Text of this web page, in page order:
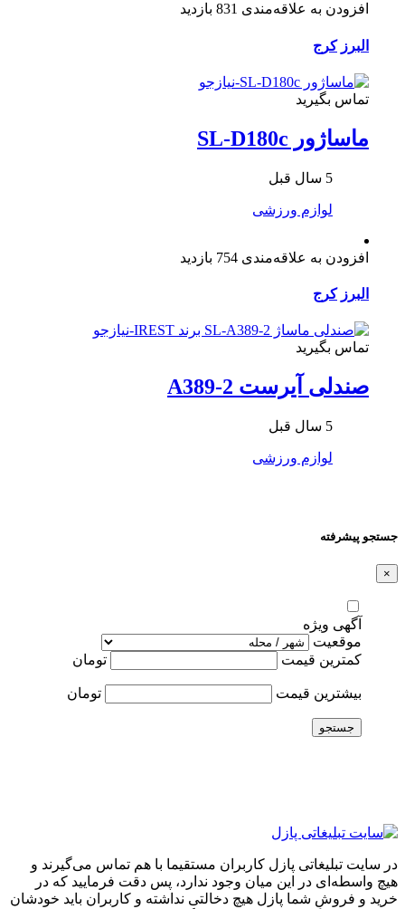
افزودن به علاقه‌مندی 831 بازدید
البرز کرج
تماس بگیرید
ماساژور SL-D180c
5 سال قبل
لوازم ورزشی
افزودن به علاقه‌مندی 754 بازدید
البرز کرج
تماس بگیرید
صندلی آیرست A389-2
5 سال قبل
لوازم ورزشی
جستجو پیشرفته
×
آگهی ویژه
موقعیت
کمترین قیمت
تومان
بیشترین قیمت تومان
جستجو
در سایت تبلیغاتی پازل کاربران مستقیما با هم تماس می‌گیرند و
هیچ واسطه‌ای در این میان وجود ندارد، پس دقت فرمایید که در
خرید و فروشِ شما پازل هیچ دخالتی نداشته و کاربران باید خودشان